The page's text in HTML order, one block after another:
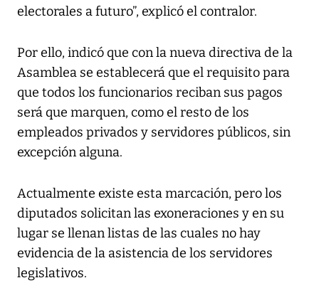
electorales a futuro”, explicó el contralor.
Por ello, indicó que con la nueva directiva de la
Asamblea se establecerá que el requisito para
que todos los funcionarios reciban sus pagos
será que marquen, como el resto de los
empleados privados y servidores públicos, sin
excepción alguna.
Actualmente existe esta marcación, pero los
diputados solicitan las exoneraciones y en su
lugar se llenan listas de las cuales no hay
evidencia de la asistencia de los servidores
legislativos.